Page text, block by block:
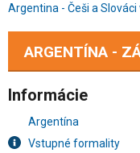
Argentina - Češi a
ARGENTÍNA -
Informácie
Argentína
Vstupné formality